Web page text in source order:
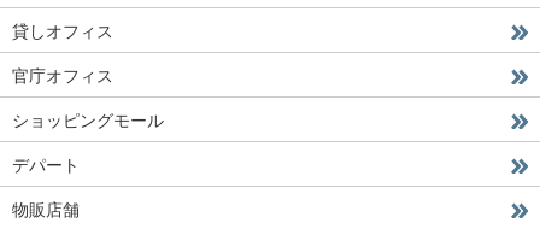
貸しオフィス
官庁オフィス
ショッピングモール
デパート
物販店舗